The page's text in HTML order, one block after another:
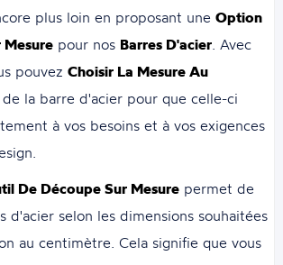
plus loin en proposant uneOption
Mesure pour nos Barres D'acier . Avec
pouvezChoisir La Mesure Au
de la barre d'acier pour que celle-ci
à vos besoins et à vos exigences
De Découpe Sur Mesure permet de
d'acier selon les dimensions souhaitées
au centimètre. Cela signifie que vous